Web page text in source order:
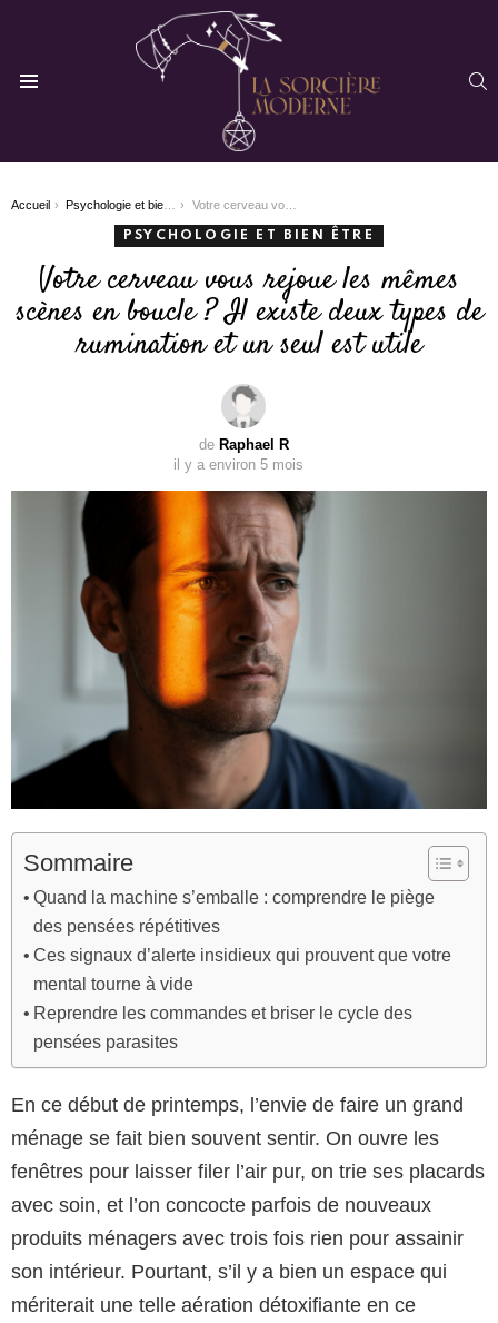
You are here:
Accueil Psychologie et bien être Votre cerveau vous rejoue les mêmes scènes en boucle ? Il existe deux types de rumination et un seul est utile
PSYCHOLOGIE ET BIEN ÊTRE
Votre cerveau vous rejoue les mêmes
scènes en boucle ? Il existe deux types de
rumination et un seul est utile
de Raphael R
il y a environ 5 mois
Sommaire
Quand la machine s’emballe : comprendre le piège
des pensées répétitives
Ces signaux d’alerte insidieux qui prouvent que votre
mental tourne à vide
Reprendre les commandes et briser le cycle des
pensées parasites
En ce début de printemps, l’envie de faire un grand
ménage se fait bien souvent sentir. On ouvre les
fenêtres pour laisser filer l’air pur, on trie ses placards
avec soin, et l’on concocte parfois de nouveaux
produits ménagers avec trois fois rien pour assainir
son intérieur. Pourtant, s’il y a bien un espace qui
mériterait une telle aération détoxifiante en ce